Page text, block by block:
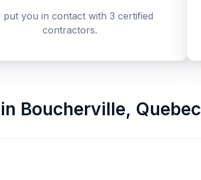
put you in contact with 3 certified
contractors.
in Boucherville, Quebec